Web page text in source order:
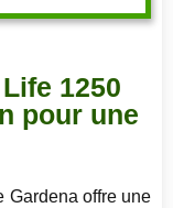
1250
pour une
Gardena offre une